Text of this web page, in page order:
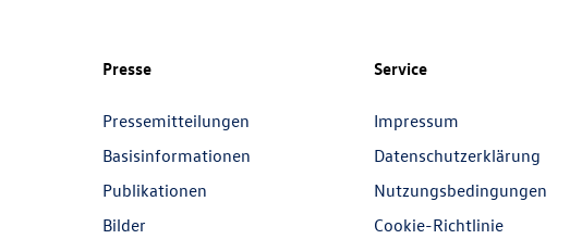
Presse
Pressemitteilungen
Basisinformationen
Publikationen
Bilder
Service
Impressum
Datenschutzerklärung
Nutzungsbedingungen
Cookie-Richtlinie